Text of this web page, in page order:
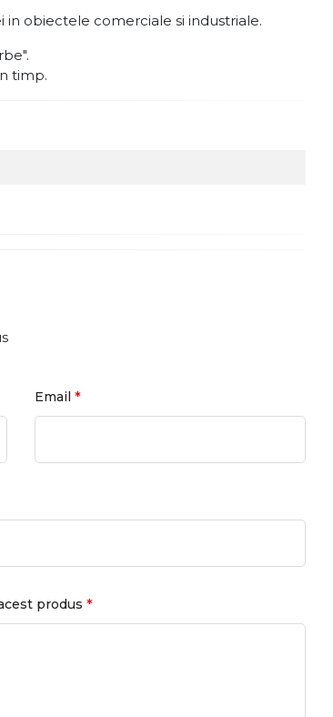
obiectele comerciale si industriale.
timp.
Email *
produs *